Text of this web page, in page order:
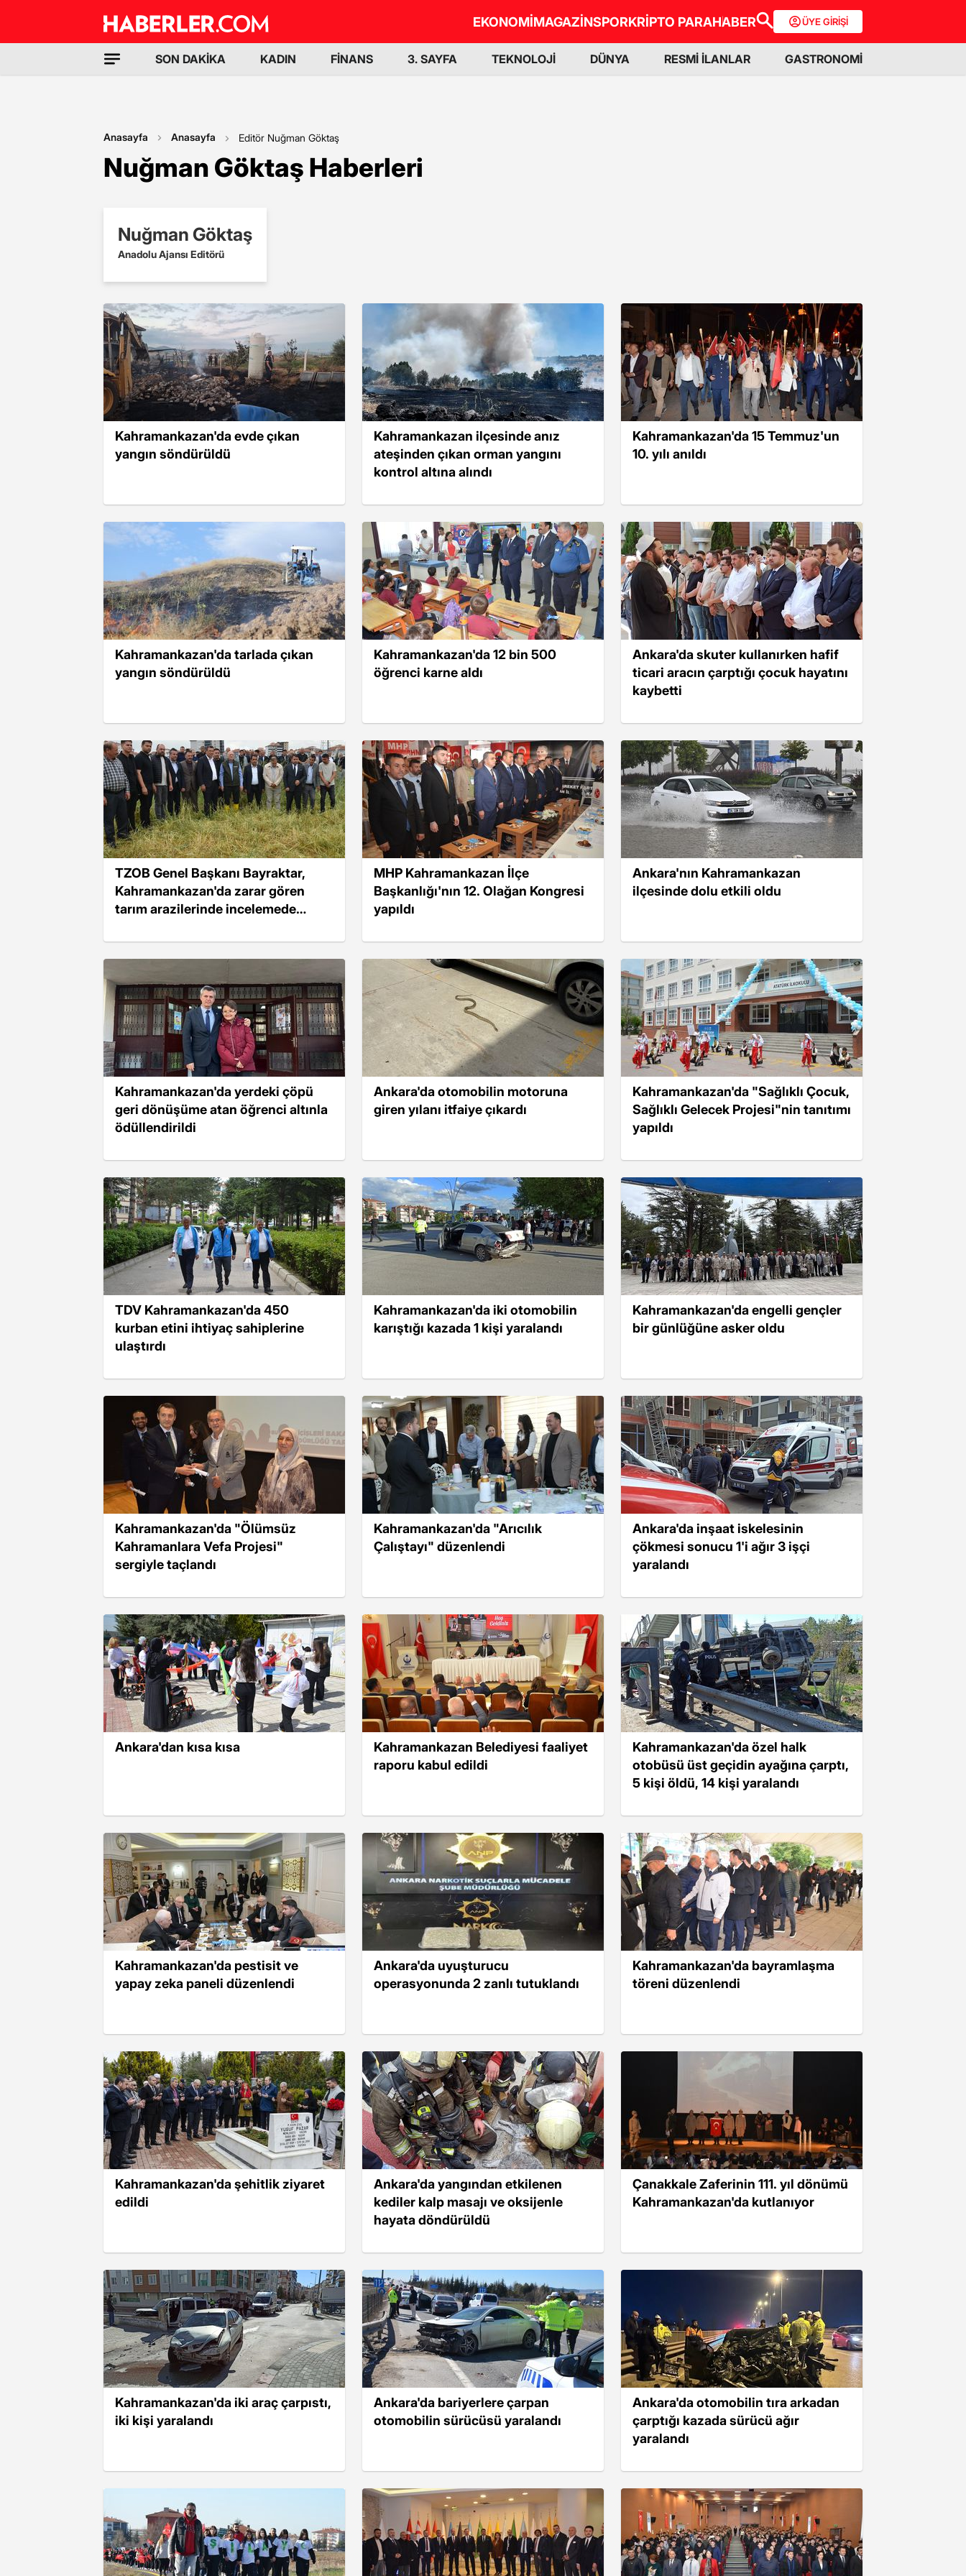
EKONOMİMAGAZİNSPORKRİPTO PARAHABER ÜYE GİRİŞİ
SON DAKİKA KADIN FİNANS 3. SAYFA TEKNOLOJİ DÜNYA RESMİ İLANLAR GASTRONOMİ
Anasayfa Anasayfa Editör Nuğman Göktaş
Nuğman Göktaş Haberleri
Nuğman Göktaş
Anadolu Ajansı Editörü
Kahramankazan'da evde çıkan
yangın söndürüldü
Kahramankazan ilçesinde anız
ateşinden çıkan orman yangını
kontrol altına alındı
Kahramankazan'da 15 Temmuz'un
10. yılı anıldı
Kahramankazan'da tarlada çıkan
yangın söndürüldü
Kahramankazan'da 12 bin 500
öğrenci karne aldı
Ankara'da skuter kullanırken hafif
ticari aracın çarptığı çocuk hayatını
kaybetti
TZOB Genel Başkanı Bayraktar,
Kahramankazan'da zarar gören
tarım arazilerinde incelemede
MHP Kahramankazan İlçe
Başkanlığı'nın 12. Olağan Kongresi
yapıldı
Ankara'nın Kahramankazan
ilçesinde dolu etkili oldu
Kahramankazan'da yerdeki çöpü
geri dönüşüme atan öğrenci altınla
ödüllendirildi
Ankara'da otomobilin motoruna
giren yılanı itfaiye çıkardı
Kahramankazan'da "Sağlıklı Çocuk,
Sağlıklı Gelecek Projesi"nin tanıtımı
yapıldı
TDV Kahramankazan'da 450
kurban etini ihtiyaç sahiplerine
ulaştırdı
Kahramankazan'da iki otomobilin
karıştığı kazada 1 kişi yaralandı
Kahramankazan'da engelli gençler
bir günlüğüne asker oldu
Kahramankazan'da "Ölümsüz
Kahramanlara Vefa Projesi"
sergiyle taçlandı
Kahramankazan'da "Arıcılık
Çalıştayı" düzenlendi
Ankara'da inşaat iskelesinin
çökmesi sonucu 1'i ağır 3 işçi
yaralandı
Ankara'dan kısa kısa
Kahramankazan Belediyesi faaliyet
raporu kabul edildi
Kahramankazan'da özel halk
otobüsü üst geçidin ayağına çarptı,
5 kişi öldü, 14 kişi yaralandı
Kahramankazan'da pestisit ve
yapay zeka paneli düzenlendi
Ankara'da uyuşturucu
operasyonunda 2 zanlı tutuklandı
Kahramankazan'da bayramlaşma
töreni düzenlendi
Kahramankazan'da şehitlik ziyaret
edildi
Ankara'da yangından etkilenen
kediler kalp masajı ve oksijenle
hayata döndürüldü
Çanakkale Zaferinin 111. yıl dönümü
Kahramankazan'da kutlanıyor
Kahramankazan'da iki araç çarpıstı,
iki kişi yaralandı
Ankara'da bariyerlere çarpan
otomobilin sürücüsü yaralandı
Ankara'da otomobilin tıra arkadan
çarptığı kazada sürücü ağır
yaralandı